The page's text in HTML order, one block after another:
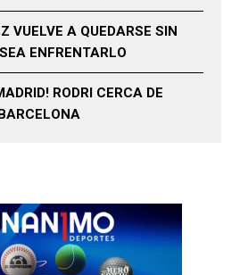
VUELVE A QUEDARSE SIN
ENFRENTARLO
RODRI CERCA DE